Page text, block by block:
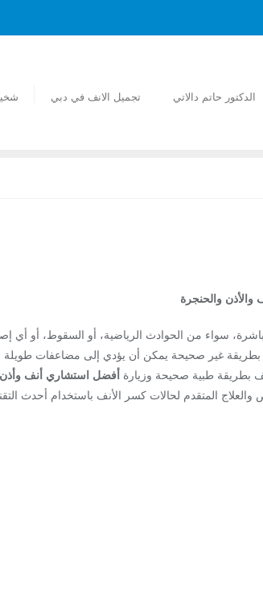
الدكتور حاتم دالاتي تجميل الانف في دبي
والأذن والحنجرة
سواء من الحوادث الرياضية، أو السقوط، أو أي
بطريقة غير صحيحة يمكن أن يؤدي إلى مضاعفات
بطريقة طبية صحيحة وزيارة أفضل استشاري أنف
المتقدم لحالات كسر الأنف باستخدام أحدث